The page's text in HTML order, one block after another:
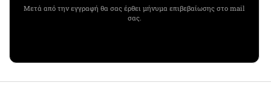
Μετά από την εγγραφή θα σας έρθει μήνυμα επιβεβαίωσης στο mail
σας.